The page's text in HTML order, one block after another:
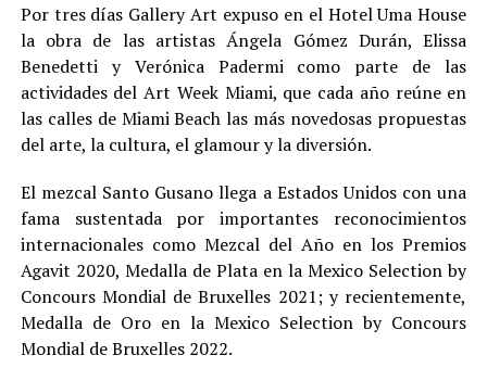
Por tres días Gallery Art expuso en el Hotel Uma House
la obra de las artistas Ángela Gómez Durán, Elissa
Benedetti y Verónica Padermi como parte de las
actividades del Art Week Miami, que cada año reúne en
las calles de Miami Beach las más novedosas propuestas
del arte, la cultura, el glamour y la diversión.
El mezcal Santo Gusano llega a Estados Unidos con una
fama sustentada por importantes reconocimientos
internacionales como Mezcal del Año en los Premios
Agavit 2020, Medalla de Plata en la Mexico Selection by
Concours Mondial de Bruxelles 2021; y recientemente,
Medalla de Oro en la Mexico Selection by Concours
Mondial de Bruxelles 2022.